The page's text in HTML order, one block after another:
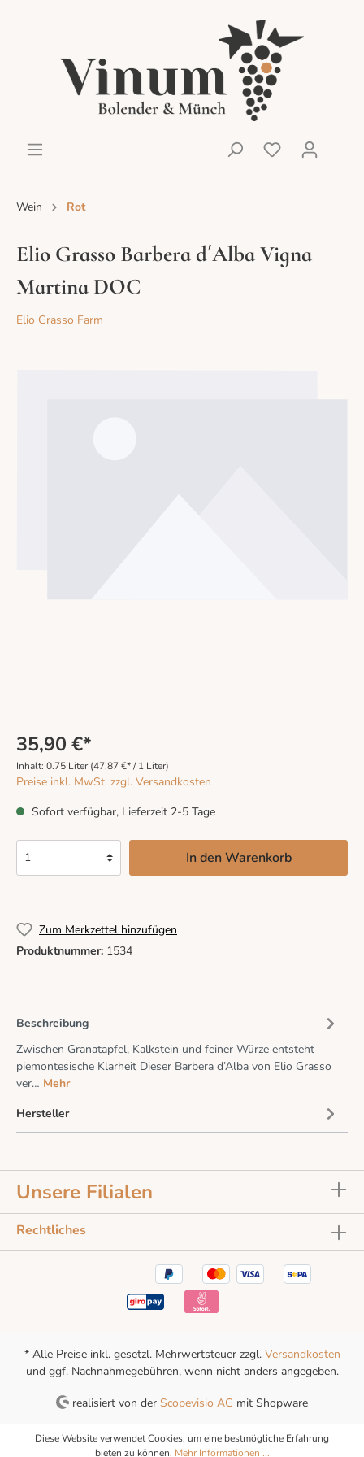
Wein Rot
Elio Grasso Barbera d´Alba Vigna
Martina DOC
Elio Grasso Farm
35,90 €*
Inhalt: 0.75 Liter (47,87 €* / 1 Liter)
Preise inkl. MwSt. zzgl. Versandkosten
Sofort verfügbar, Lieferzeit 2-5 Tage
In den Warenkorb
Zum Merkzettel hinzufügen
Produktnummer: 1534
Beschreibung
Zwischen Granatapfel, Kalkstein und feiner Würze entsteht
piemontesische Klarheit Dieser Barbera d’Alba von Elio Grasso
ver… Mehr
Hersteller
Unsere Filialen
Rechtliches
* Alle Preise inkl. gesetzl. Mehrwertsteuer zzgl. Versandkosten
und ggf. Nachnahmegebühren, wenn nicht anders angegeben.
realisiert von derScopevisio AG mit Shopware
Diese Website verwendet Cookies, um eine bestmögliche Erfahrung
bieten zu können. Mehr Informationen ...